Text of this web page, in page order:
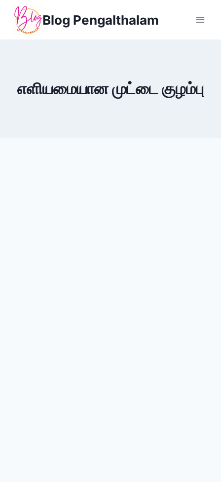
Skip
content
Blog Pengalthalam
எளியமையான முட்டை குழம்பு